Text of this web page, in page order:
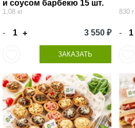
и соусом барбекю 15 шт.
1,08 кг
- + 3 550 ₽
ЗАКАЗАТЬ
830 г
-